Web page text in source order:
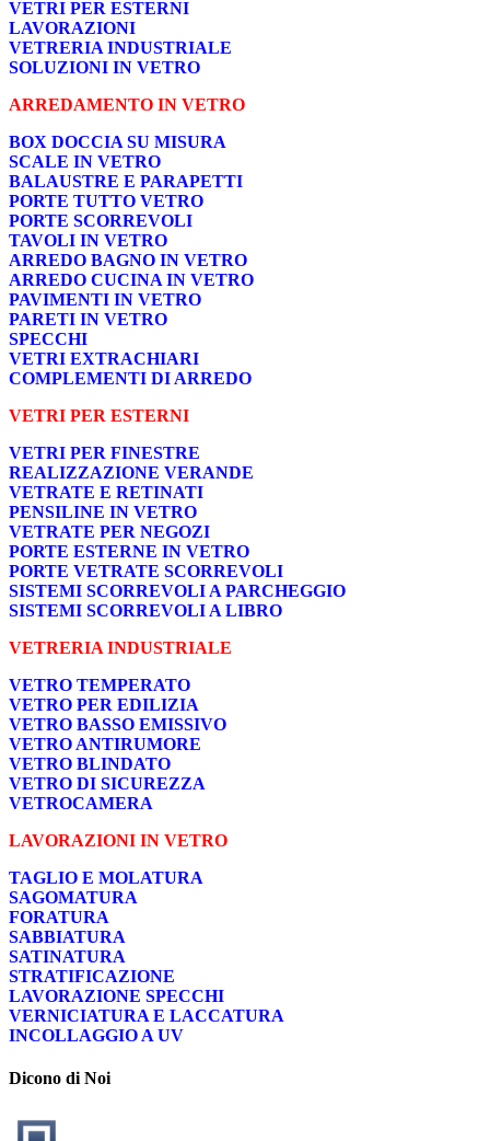
VETRI PER ESTERNI
LAVORAZIONI
VETRERIA INDUSTRIALE
SOLUZIONI IN VETRO
ARREDAMENTO IN VETRO
BOX DOCCIA SU MISURA
SCALE IN VETRO
BALAUSTRE E PARAPETTI
PORTE TUTTO VETRO
PORTE SCORREVOLI
TAVOLI IN VETRO
ARREDO BAGNO IN VETRO
ARREDO CUCINA IN VETRO
PAVIMENTI IN VETRO
PARETI IN VETRO
SPECCHI
VETRI EXTRACHIARI
COMPLEMENTI DI ARREDO
VETRI PER ESTERNI
VETRI PER FINESTRE
REALIZZAZIONE VERANDE
VETRATE E RETINATI
PENSILINE IN VETRO
VETRATE PER NEGOZI
PORTE ESTERNE IN VETRO
PORTE VETRATE SCORREVOLI
SISTEMI SCORREVOLI A PARCHEGGIO
SISTEMI SCORREVOLI A LIBRO
VETRERIA INDUSTRIALE
VETRO TEMPERATO
VETRO PER EDILIZIA
VETRO BASSO EMISSIVO
VETRO ANTIRUMORE
VETRO BLINDATO
VETRO DI SICUREZZA
VETROCAMERA
LAVORAZIONI IN VETRO
TAGLIO E MOLATURA
SAGOMATURA
FORATURA
SABBIATURA
SATINATURA
STRATIFICAZIONE
LAVORAZIONE SPECCHI
VERNICIATURA E LACCATURA
INCOLLAGGIO A UV
Dicono di Noi